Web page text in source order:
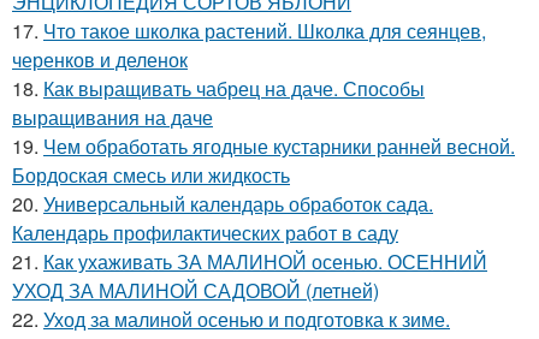
17. Что такое школка растений. Школка для сеянцев,
черенков и деленок
18. Как выращивать чабрец на даче. Способы
выращивания на даче
19. Чем обработать ягодные кустарники ранней весной.
Бордоская смесь или жидкость
20. Универсальный календарь обработок сада.
Календарь профилактических работ в саду
21. Как ухаживать ЗА МАЛИНОЙ осенью. ОСЕННИЙ
УХОД ЗА МАЛИНОЙ САДОВОЙ (летней)
22. Уход за малиной осенью и подготовка к зиме.